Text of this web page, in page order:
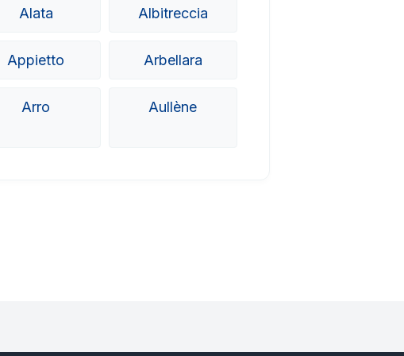
Alata Albitreccia
Appietto Arbellara
Arro Aullène